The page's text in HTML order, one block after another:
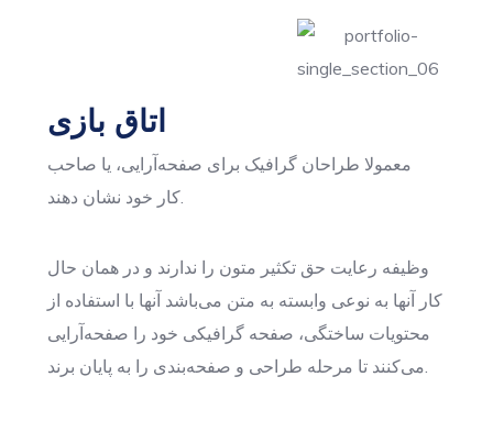
اتاق بازی
معمولا طراحان گرافیک برای صفحه‌آرایی، یا صاحب
کار خود نشان دهند.
وظیفه رعایت حق تکثیر متون را ندارند و در همان حال
کار آنها به نوعی وابسته به متن می‌باشد آنها با استفاده از
محتویات ساختگی، صفحه گرافیکی خود را صفحه‌آرایی